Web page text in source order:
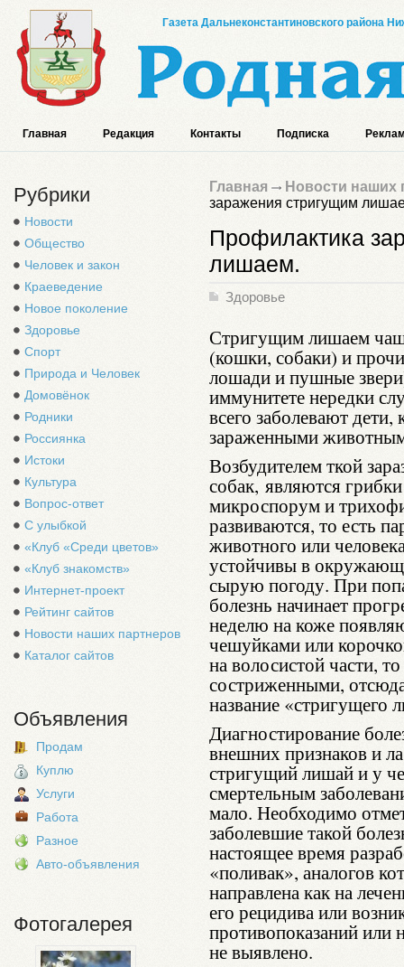
Газета Дальнеконстантиновского района
Главная Редакция Контакты Подписка
Рубрики
Новости
Общество
Человек и закон
Краеведение
Новое поколение
Здоровье
Спорт
Природа и Человек
Домовёнок
Родники
Россиянка
Истоки
Культура
Вопрос-ответ
С улыбкой
«Клуб «Среди цветов»
«Клуб знакомств»
Интернет-проект
Рейтинг сайтов
Новости наших партнеров
Каталог сайтов
Объявления
Продам
Куплю
Услуги
Работа
Разное
Авто-объявления
Фотогалерея
Главная
Новости наших
заражения стригущим
Профилактика
лишаем.
Здоровье
Стригущим лишаем
(кошки, собаки) и
лошади и пушные
иммунитете нередки
всего заболевают
зараженными
Возбудителем ткой
собак, являются
микроспорум и
развиваются, то есть
животного или
устойчивы в
сырую погоду. При
болезнь начинает
неделю на коже
чешуйками или
на волосистой части,
состриженными,
название «стригущего
Диагностирование
внешних признаков и
стригущий лишай и у
смертельным
мало. Необходимо
заболевшие такой
настоящее время
«поливак», аналогов
направлена как на
его рецидива или
противопоказаний
не выявлено.